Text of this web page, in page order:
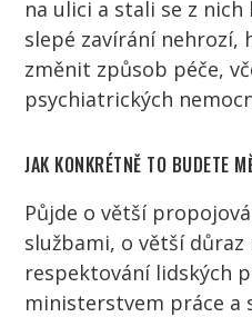
na ulici a stali se z nich
slepé zavírání nehrozí,
změnit způsob péče,
psychiatrických
JAK KONKRÉTNĚ TO BUDETE
Půjde o větší
službami, o větší důraz
respektování lidských
ministerstvem práce a